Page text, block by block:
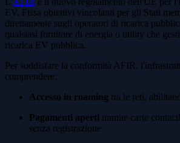
EV. Fissa obiettivi vincolanti per gli Stati
direttamente sugli operatori di ricarica
qualsiasi fornitore di energia o utility che
ricarica EV pubblica.
Per soddisfare la conformità AFIR,
comprendere:
Accesso in roaming tra le reti,
Pagamenti aperti tramite carte
senza registrazione